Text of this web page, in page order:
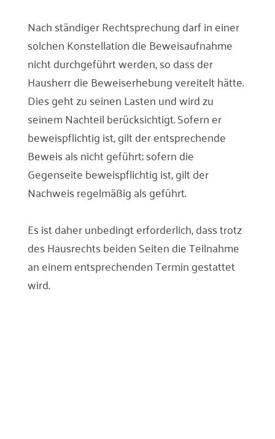
Nach ständiger Rechtsprechung darf in einer
solchen Konstellation die Beweisaufnahme
nicht durchgeführt werden, so dass der
Hausherr die Beweiserhebung vereitelt hätte.
Dies geht zu seinen Lasten und wird zu
seinem Nachteil berücksichtigt. Sofern er
beweispflichtig ist, gilt der entsprechende
Beweis als nicht geführt; sofern die
Gegenseite beweispflichtig ist, gilt der
Nachweis regelmäßig als geführt.
Es ist daher unbedingt erforderlich, dass trotz
des Hausrechts beiden Seiten die Teilnahme
an einem entsprechenden Termin gestattet
wird.